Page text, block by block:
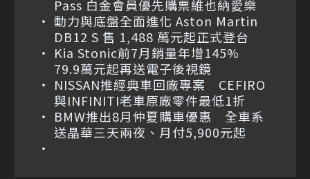
Pass 白金會員優先購票維也納愛樂
動力與底盤全面進化 Aston Martin
DB12 S 售 1,488 萬元起正式登台
Kia Stonic前7月銷量年增145%
79.9萬元起再送電子後視鏡
NISSAN推經典車回廠專案 CEFIRO
與INFINITI老車原廠零件最低1折
BMW推出8月仲夏購車優惠 全車系
送晶華三天兩夜、月付5,900元起